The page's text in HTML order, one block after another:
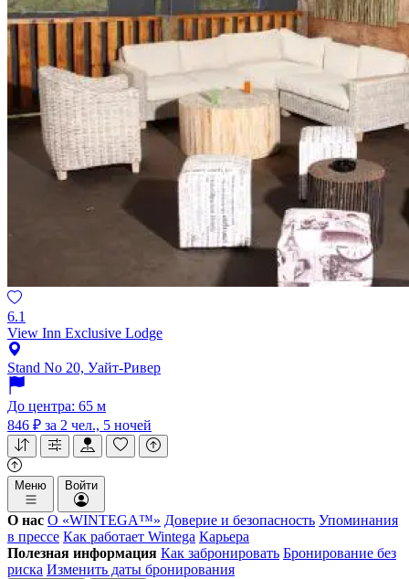
6.1
View Inn Exclusive Lodge
Stand No 20, Уайт-Ривер
До центра: 65 м
846 ₽ за 2 чел., 5 ночей
Меню Войти
О нас О «WINTEGA™» Доверие и безопасность Упоминания
в прессе Как работает Wintega Карьера
Полезная информация Как забронировать Бронирование без
риска Изменить даты бронирования